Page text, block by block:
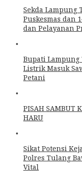
Sekda Lampung
Puskesmas dan
dan Pelayanan
Bupati
Listrik Masuk
Petani
PISAH SAMBUT
HARU
Sikat Potensi
Polres Tulang
Vital